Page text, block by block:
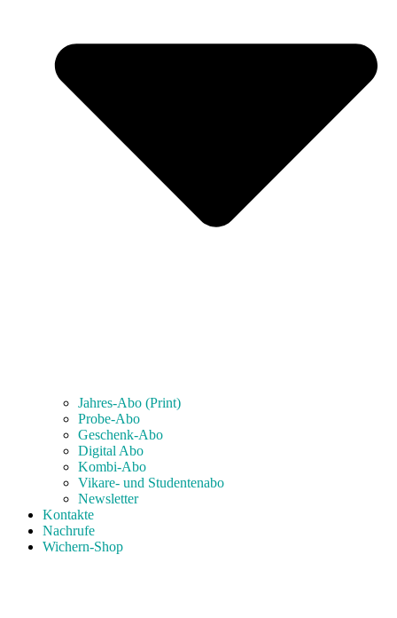
Jahres-Abo (Print)
Probe-Abo
Geschenk-Abo
Digital Abo
Kombi-Abo
Vikare- und Studentenabo
Newsletter
Kontakte
Nachrufe
Wichern-Shop